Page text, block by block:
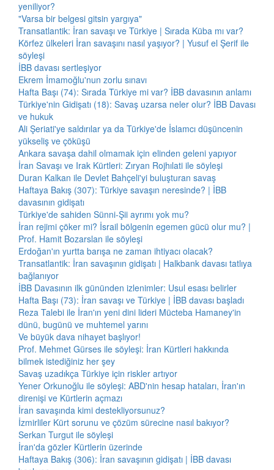
yeniliyor?
"Varsa bir belgesi gitsin yargıya"
Transatlantik: İran savaşı ve Türkiye | Sırada Küba mı var?
Körfez ülkeleri İran savaşını nasıl yaşıyor? | Yusuf el Şerif ile
söyleşi
İBB davası sertleşiyor
Ekrem İmamoğlu'nun zorlu sınavı
Hafta Başı (74): Sırada Türkiye mi var? İBB davasının anlamı
Türkiye'nin Gidişatı (18): Savaş uzarsa neler olur? İBB Davası
ve hukuk
Ali Şeriati'ye saldırılar ya da Türkiye'de İslamcı düşüncenin
yükseliş ve çöküşü
Ankara savaşa dahil olmamak için elinden geleni yapıyor
İran Savaşı ve Irak Kürtleri: Zıryan Rojhılati ile söyleşi
Duran Kalkan ile Devlet Bahçeli'yi buluşturan savaş
Haftaya Bakış (307): Türkiye savaşın neresinde? | İBB
davasının gidişatı
Türkiye'de sahiden Sünni-Şii ayrımı yok mu?
İran rejimi çöker mi? İsrail bölgenin egemen gücü olur mu? |
Prof. Hamit Bozarslan ile söyleşi
Erdoğan'ın yurtta barışa ne zaman ihtiyacı olacak?
Transatlantik: İran savaşının gidişatı | Halkbank davası tatlıya
bağlanıyor
İBB Davasının ilk gününden izlenimler: Usul esası belirler
Hafta Başı (73): İran savaşı ve Türkiye | İBB davası başladı
Reza Talebi ile İran'ın yeni dini lideri Mücteba Hamaney'in
dünü, bugünü ve muhtemel yarını
Ve büyük dava nihayet başlıyor!
Prof. Mehmet Gürses ile söyleşi: İran Kürtleri hakkında
bilmek istediğiniz her şey
Savaş uzadıkça Türkiye için riskler artıyor
Yener Orkunoğlu ile söyleşi: ABD'nin hesap hataları, İran'ın
direnişi ve Kürtlerin açmazı
İran savaşında kimi destekliyorsunuz?
İzmirliler Kürt sorunu ve çözüm sürecine nasıl bakıyor?
Serkan Turgut ile söyleşi
İran'da gözler Kürtlerin üzerinde
Haftaya Bakış (306): İran savaşının gidişatı | İBB davası